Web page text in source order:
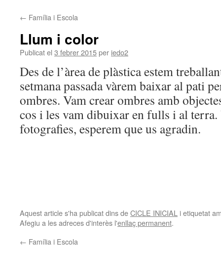
← Família i Escola
Llum i color
Publicat el 3 febrer 2015per iedo2
Des de l’àrea de plàstica estem
setmana passada vàrem baixar al pati
ombres. Vam crear ombres amb
cos i les vam dibuixar en fulls i al terra.
fotografies, esperem que us agradin.
Aquest article s'ha publicat dins deCICLE INICIAL i etiquetat
Afegiu a les adreces d'interès l'enllaç permanent.
← Família i Escola